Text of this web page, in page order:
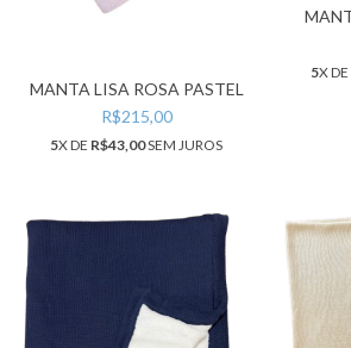
MANTA LISA ROSA PASTEL
R$215,00
5X DE R$43,00SEM JUROS
5X DE